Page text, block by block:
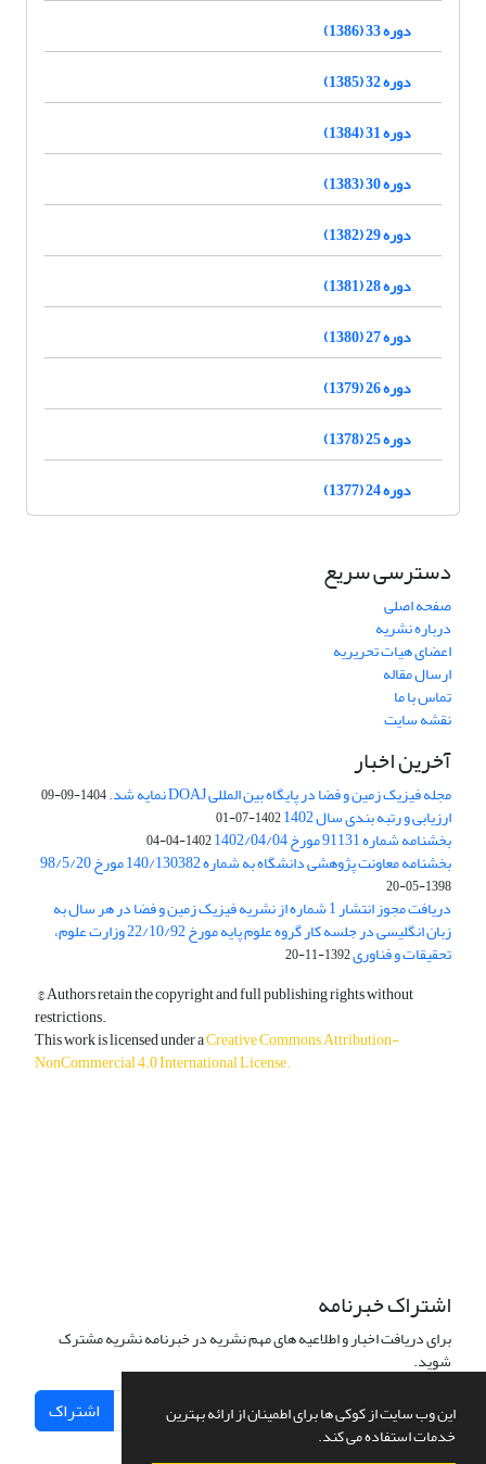
این وب سایت از کوکی ها برای اطمینان از ارائه بهترین
خدمات استفاده می کند.
دوره 33 (1386)
دوره 32 (1385)
دوره 31 (1384)
دوره 30 (1383)
دوره 29 (1382)
دوره 28 (1381)
دوره 27 (1380)
دوره 26 (1379)
دوره 25 (1378)
دوره 24 (1377)
دسترسی سریع
صفحه اصلی
درباره نشریه
اعضای هیات تحریریه
ارسال مقاله
تماس با ما
نقشه سایت
آخرین اخبار
مجله فیزیک زمین و فضا در پایگاه بین المللی DOAJ نمایه شد. 1404-09-09
ارزیابی و رتبه بندی سال 1402 1402-07-01
بخشنامه شماره 91131 مورخ 1402/04/04 1402-04-04
بخشنامه معاونت پژوهشی دانشگاه به شماره 140/130382 مورخ 98/5/20
1398-05-20
دریافت مجوز انتشار 1 شماره از نشریه فیزیک زمین و فضا در هر سال به
زبان انگلیسی در جلسه کار گروه علوم پایه مورخ 22/10/92 وزارت علوم،
تحقیقات و فناوری1392-11-20
© Authors retain the copyright and full publishing rights without
restrictions.
This work is licensed under aCreative Commons Attribution-
NonCommercial 4.0 International License.
اشتراک خبرنامه
برای دریافت اخبار و اطلاعیه های مهم نشریه در خبرنامه نشریه مشترک
شوید.
اشتراک